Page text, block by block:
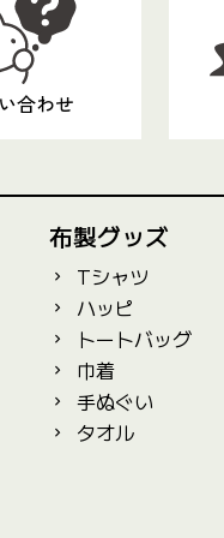
合わせ
布製グッズ
Tシャツ
ハッピ
トートバッグ
巾着
手ぬぐい
タオル